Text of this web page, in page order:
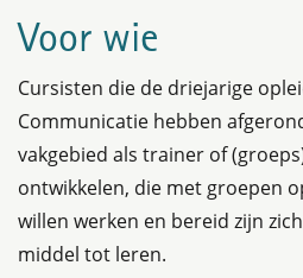
Voor wie
Cursisten die de driejarige
Communicatie hebben
vakgebied als trainer of
ontwikkelen, die met groepen
willen werken en bereid zijn
middel tot leren.